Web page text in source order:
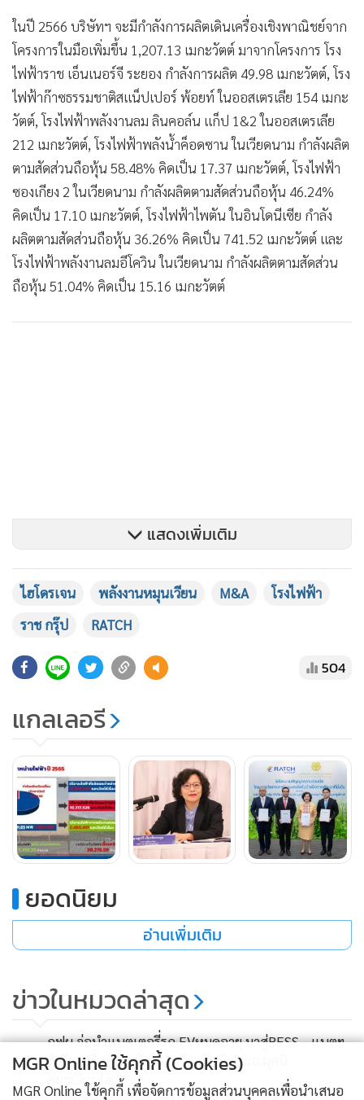
ในปี 2566 บริษัทฯ จะมีกำลังการผลิตเดินเครื่องเชิงพาณิชย์จาก
โครงการในมือเพิ่มขึ้น 1,207.13 เมกะวัตต์ มาจากโครงการ โรง
ไฟฟ้าราช เอ็นเนอร์จี ระยอง กำลังการผลิต 49.98 เมกะวัตต์, โรง
ไฟฟ้าก๊าซธรรมชาติสแน็ปเปอร์ พ้อยท์ ในออสเตรเลีย 154 เมกะ
วัตต์, โรงไฟฟ้าพลังงานลม ลินคอล์น แก็ป 1&2 ในออสเตรเลีย
212 เมกะวัตต์, โรงไฟฟ้าพลังน้ำค็อดซาน ในเวียดนาม กำลังผลิต
ตามสัดส่วนถือหุ้น 58.48% คิดเป็น 17.37 เมกะวัตต์, โรงไฟฟ้า
ซองเกียง 2 ในเวียดนาม กำลังผลิตตามสัดส่วนถือหุ้น 46.24%
คิดเป็น 17.10 เมกะวัตต์, โรงไฟฟ้าไพตัน ในอินโดนีเซีย กำลัง
ผลิตตามสัดส่วนถือหุ้น 36.26% คิดเป็น 741.52 เมกะวัตต์ และ
โรงไฟฟ้าพลังงานลมอีโควิน ในเวียดนาม กำลังผลิตตามสัดส่วน
ถือหุ้น 51.04% คิดเป็น 15.16 เมกะวัตต์
นอกจากนี้ บริษัทยังอยู่ระหว่างเจรจาดีลเข้าซื้อกิจการ (M&A)
จำนวนหลายโครงการทั้งที่เปิดดำเนินการแล้วและก่อสร้างใหม่
ทั้งในเวียดนาม ฟิลิปปินส์ และอินโดนีเซีย รวมทั้งโครงการ
พลังงานหมุนเวียนในประเทศไทย ที่บริษัทยังได้ยื่นเสนอโครงการ
จัดหาไฟฟ้าจากพลังงานหมุนเวียนในรูปแบบ Feed-in Tariff
(FiT) ปี 2565-2573 สำหรับกลุ่มไม่มีต้นทุนเชื้อเพลิง กำลังการ
ผลิตรวม 5,203 เมกะวัตต์ของภาครัฐ ซึ่งบริษัทได้ผ่านทางเทคนิค
แล้ว 8 โครงการ คิดเป็นกำลังผลิตไฟฟ้า 420 เมกะวัตต์ ซึ่งมี
โครงการผลิตไฟฟ้าพลังงานแสงอาทิตย์ติดตั้งบนพื้นดิน (โซลาร์
ฟาร์ม) ทั้งหมด ทำให้มั่นใจว่าปีนี้จะมีกำลังการผลิตไฟฟ้าใหม่เข้า
นอกจากนี้ บริษัทยังเตรียมยื่นประมูลโครงการพลังงานหมุนเวียน
เพิ่มเติม หลังจากรัฐเตรียมเปิดรับซื้อรอบสองเพิ่ม 3,668.5 เมกะ
วัตต์ โดยสนใจจะยื่นโซลาร์ฟาร์ม และพลังงานลม
แสดงเพิ่มเติม
ไฮโดรเจน พลังงานหมุนเวียน M&A
โรงไฟฟ้า
ราช กรุ๊ป
RATCH
504
แกลเลอรี
ยอดนิยม
อ่านเพิ่มเติม
ข่าวในหมวดล่าสุด
1
กฟผ.จ่อนำแบตเตอรี่รถ EVหมดอายุ มาสู่BESS - แบตฯ
สีเขียวเพื่อความยั่งยืน เตรียมจับมือกนอ.ผุดนิ
คมฯCircular
MGR Online ใช้คุกกี้ (Cookies)
MGR Online ใช้คุกกี้ เพื่อจัดการข้อมูลส่วนบุคคลเพื่อนำเสนอ